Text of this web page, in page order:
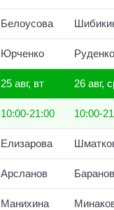
Белоусова
Юрченко Руденко
25 авг, вт 26 авг,
10:00-21:00 10:00-
Елизарова
Арсланов
Манихина